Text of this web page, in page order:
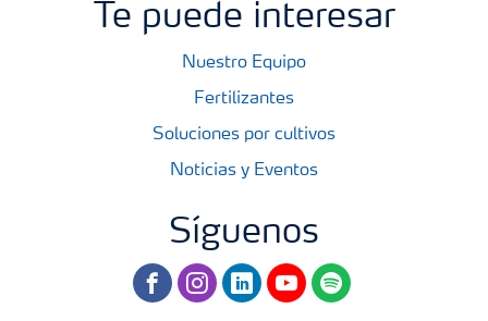
Te puede interesar
Nuestro Equipo
Fertilizantes
Soluciones por cultivos
Noticias y Eventos
Síguenos
facebookinstagram
linkedinyoutubespotify